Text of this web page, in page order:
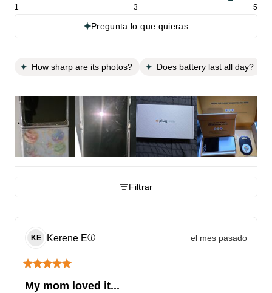
1 3 5
Pregunta lo que quieras
How sharp are its photos? Does battery last all day?
Filtrar
KE Kerene Eⓘ el mes pasado
My mom loved it...